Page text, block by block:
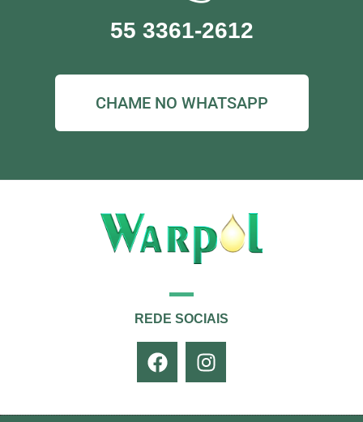
55 3361-2612
CHAME NO WHATSAPP
REDE SOCIAIS